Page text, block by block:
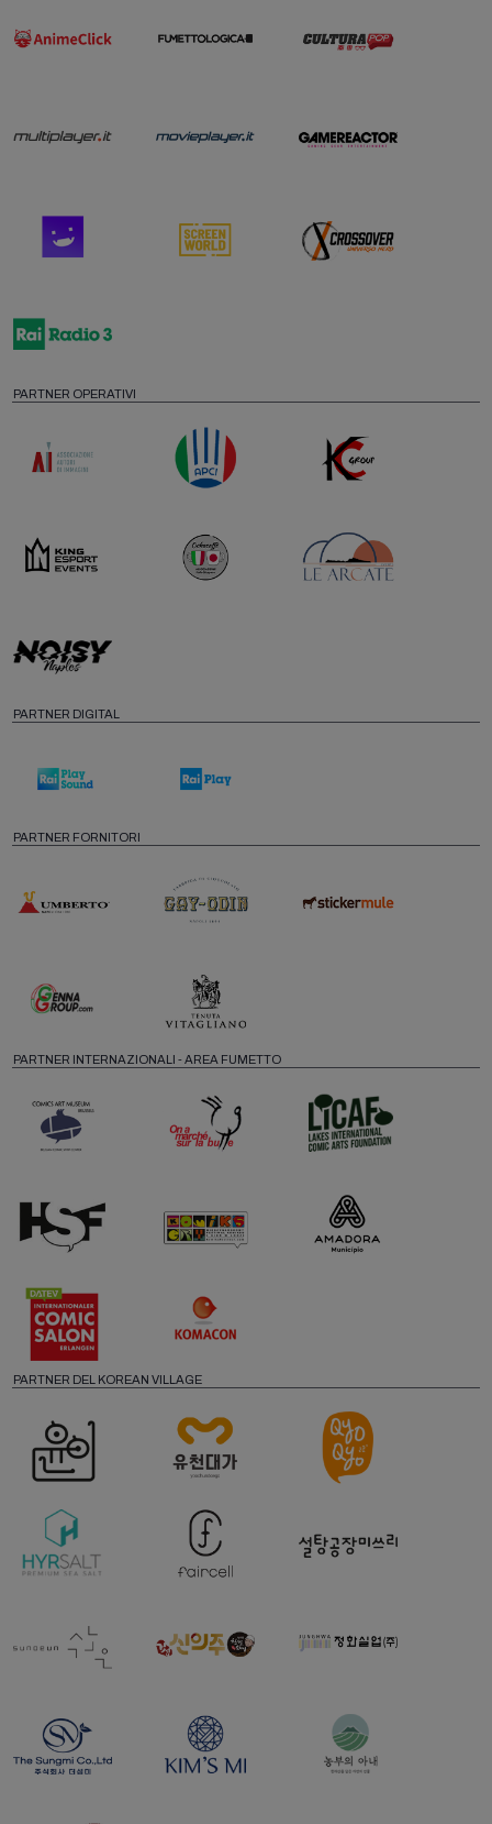
PARTNER OPERATIVI
PARTNER DIGITAL
PARTNER FORNITORI
PARTNER INTERNAZIONALI - AREA FUMETTO
PARTNER DEL KOREAN VILLAGE